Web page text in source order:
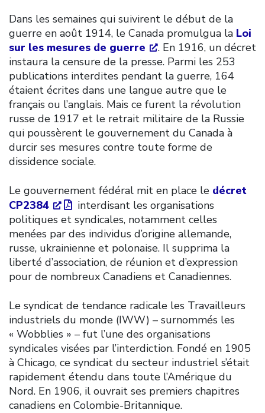
Dans les semaines qui suivirent le début de la
guerre en août 1914, le Canada promulgua la Loi
sur les mesures de guerre
. En 1916, un décret
instaura la censure de la presse. Parmi les 253
publications interdites pendant la guerre, 164
étaient écrites dans une langue autre que le
français ou l’anglais. Mais ce furent la révolution
russe de 1917 et le retrait militaire de la Russie
qui poussèrent le gouvernement du Canada à
durcir ses mesures contre toute forme de
dissidence sociale.
Le gouvernement fédéral mit en place le décret
CP2384
interdisant les organisations
politiques et syndicales, notamment celles
menées par des individus d’origine allemande,
russe, ukrainienne et polonaise. Il supprima la
liberté d’association, de réunion et d’expression
pour de nombreux Canadiens et Canadiennes.
Le syndicat de tendance radicale les Travailleurs
industriels du monde (IWW) – surnommés les
« Wobblies » – fut l’une des organisations
syndicales visées par l’interdiction. Fondé en 1905
à Chicago, ce syndicat du secteur industriel s’était
rapidement étendu dans toute l’Amérique du
Nord. En 1906, il ouvrait ses premiers chapitres
canadiens en Colombie-Britannique.